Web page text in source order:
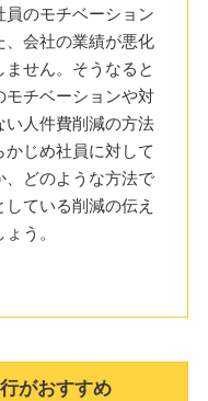
員のモチベーション
会社の業績が悪化
せん。そうなると
チベーションや対
人件費削減の方法
じめ社員に対して
どのような方法で
ている削減の伝え
う。
がおすすめ